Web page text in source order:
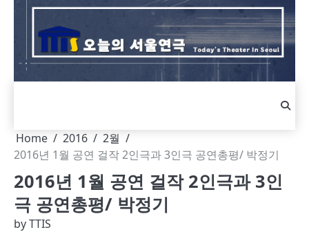
Skip
content
Home 2016
2월
2016년 1월 공연 걸작 2인극과 3인극 공연총평/ 박정기
2016년 1월 공연 걸작 2인극과 3인
극 공연총평/ 박정기
byTTIS